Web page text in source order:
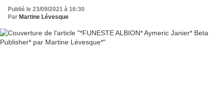
Publié le 23/09/2021 à 16:30
Par Martine Lévesque